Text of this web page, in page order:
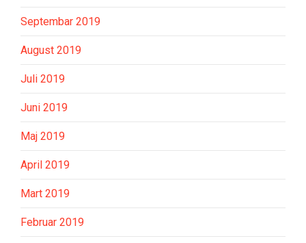
Septembar 2019
August 2019
Juli 2019
Juni 2019
Maj 2019
April 2019
Mart 2019
Februar 2019